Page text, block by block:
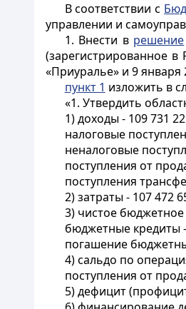
В соответствии с
управлении и
1. Внести в решение
(зарегистрированное
«Приуралье» и 9 января
пункт 1 изложить в
«1. Утвердить
1) доходы - 109 731
налоговые
неналоговые
поступления от
поступления
2) затраты - 107 472
3) чистое бюджетное
бюджетные кредиты
погашение
4) сальдо по
поступления от
5) дефицит